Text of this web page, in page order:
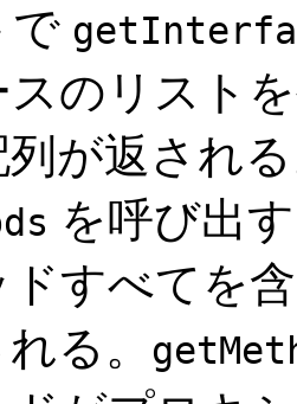
で
スのリスト
が返され
を呼び出
ドすべてを
る。